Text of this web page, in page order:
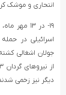
انتحاری و موشک
۱۹- در ۱۳
اسرائیلی در
جولان اشغالی
دیگر نیز زخمی